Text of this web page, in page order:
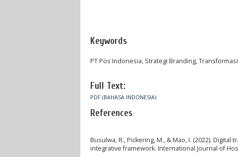
Keywords
PT Pos Indonesia, Strategi Branding,
Full Text:
PDF (BAHASA INDONESIA)
References
Busulwa, R., Pickering, M., & Mao, I. (2022).
integrative framework. International Journal of